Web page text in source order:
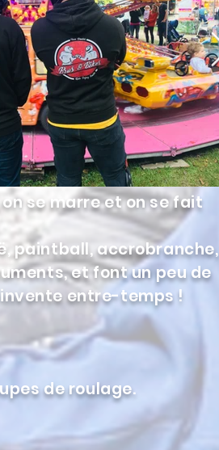
se marre et on se fait
paintball, accrobranche,
et font un peu de
invente entre-temps !
de roulage.